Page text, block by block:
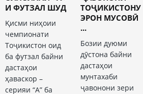
И ФУТЗАЛ ШУД
Қисми ниҳоии
чемпионати
Тоҷикистон оид
ба футзал байни
дастаҳои
ҳаваскор –
серияи “А” ба
ТОҶИКИСТОНУ
ЭРОН МУСОВӢ
...
Бозии дуюми
дӯстона байни
дастаҳои
мунтахаби
ҷавонони зери